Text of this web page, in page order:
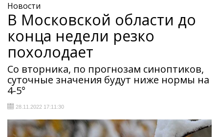
Новости
В Московской области до
конца недели резко
похолодает
Со вторника, по прогнозам синоптиков,
суточные значения будут ниже нормы на
4-5°
28.11.2022 17:11:30